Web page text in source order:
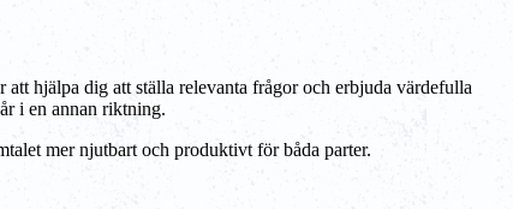
hjälpa dig att ställa relevanta frågor och erbjuda värdefulla
i en annan riktning.
mer njutbart och produktivt för båda parter.